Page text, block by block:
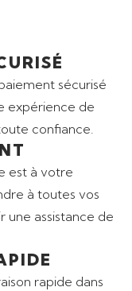
sécurisé
expérience de
confiance.
est à votre
à toutes vos
une assistance de
rapide dans